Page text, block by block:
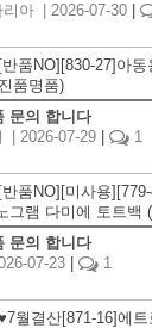
리아
| 2026-07-30
반품NO][830-27]아
품명품)
문의 합니다
| 2026-07-29 1
반품NO][미사용
그램 다미에 토트백
문의 합니다
07-23 1
월결산[871-16]에